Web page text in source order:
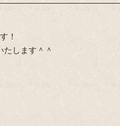
！
します＾＾